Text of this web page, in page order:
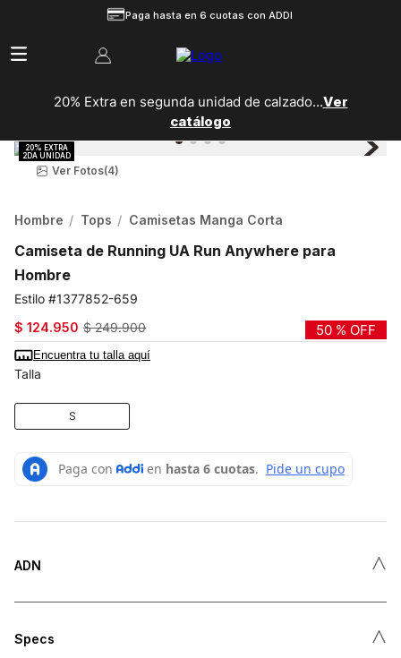
Paga hasta en 6 cuotas con ADDI
20% Extra en segunda unidad de calzado...Ver
catálogo
Ver Fotos(4)
Hombre Tops Camisetas Manga Corta
Camiseta de Running UA Run Anywhere para
Hombre
1377852-659
$ 124.950 $ 249.900 50 % OFF
Encuentra tu talla aquí
Talla
S
ADN ˄
Specs ˄